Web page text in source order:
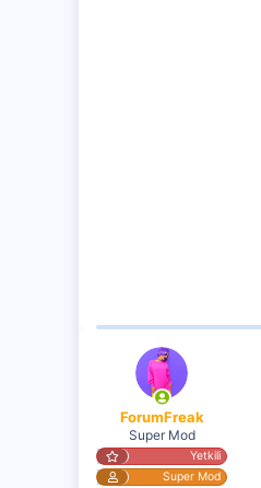
ForumFreak
Super Mod
Yetkili
Super Mod